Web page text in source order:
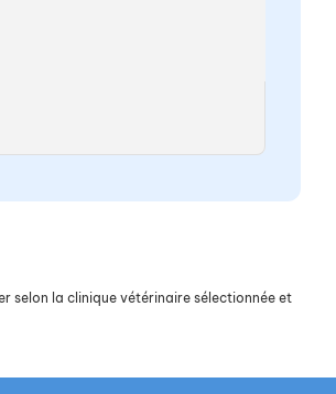
selon la clinique vétérinaire sélectionnée et